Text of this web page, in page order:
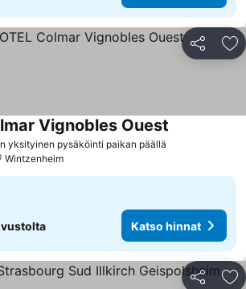
Jaa
yksityinen pysäköinti paikan päällä
Vignobles Ouest
Wintzenheim
Katso hinnat
Jaa